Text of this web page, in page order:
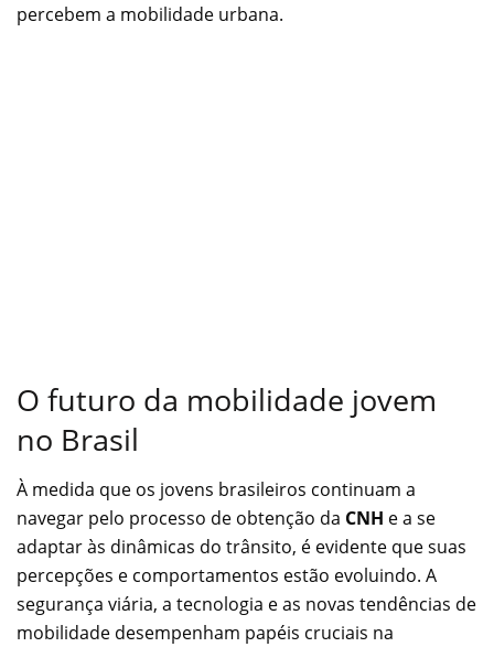
percebem a mobilidade urbana.
O futuro da mobilidade jovem
no Brasil
À medida que os jovens brasileiros continuam a
navegar pelo processo de obtenção da CNH e a se
adaptar às dinâmicas do trânsito, é evidente que suas
percepções e comportamentos estão evoluindo. A
segurança viária, a tecnologia e as novas tendências de
mobilidade desempenham papéis cruciais na